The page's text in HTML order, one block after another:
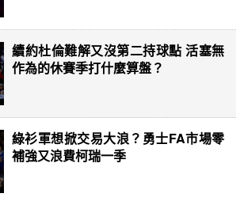
續約杜倫難解又沒第二持球點 活塞無
作為的休賽季打什麼算盤？
綠衫軍想掀交易大浪？勇士FA市場零
補強又浪費柯瑞一季